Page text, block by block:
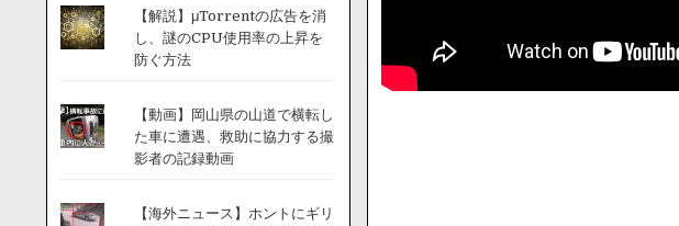
【解説】μTorrentの広告を消
し、謎のCPU使用率の上昇を
防ぐ方法
【動画】岡山県の山道で横転し
た車に遭遇、救助に協力する撮
影者の記録動画
【海外ニュース】ホントにギリ